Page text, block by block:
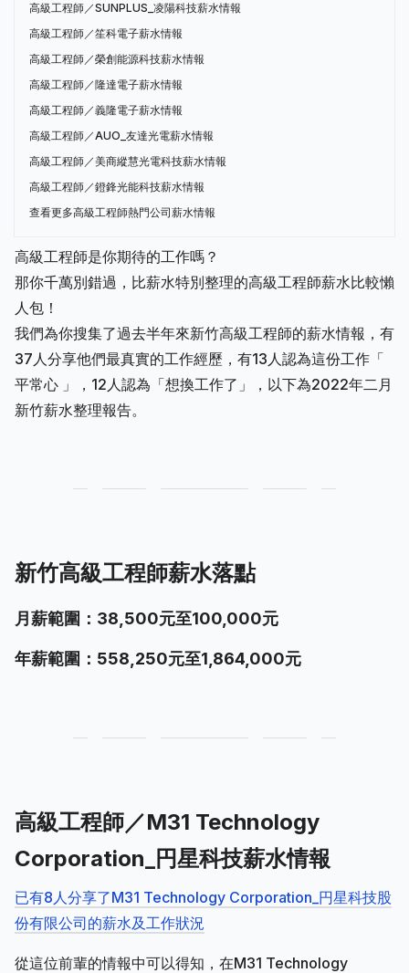
高級工程師／SUNPLUS_凌陽科技薪水情報
高級工程師／笙科電子薪水情報
高級工程師／榮創能源科技薪水情報
高級工程師／隆達電子薪水情報
高級工程師／義隆電子薪水情報
高級工程師／AUO_友達光電薪水情報
高級工程師／美商縱慧光電科技薪水情報
高級工程師／鐙鋒光能科技薪水情報
查看更多高級工程師熱門公司薪水情報
高級工程師是你期待的工作嗎？
那你千萬別錯過，比薪水特別整理的高級工程師薪水比較懶
人包！
我們為你搜集了過去半年來新竹高級工程師的薪水情報，有
37人分享他們最真實的工作經歷，有13人認為這份工作「
平常心 」，12人認為「想換工作了」，以下為2022年二月
新竹薪水整理報告。
新竹高級工程師薪水落點
月薪範圍：38,500元至100,000元
年薪範圍：558,250元至1,864,000元
高級工程師／M31 Technology
Corporation_円星科技薪水情報
已有8人分享了M31 Technology Corporation_円星科技股
份有限公司的薪水及工作狀況
從這位前輩的情報中可以得知，在M31 Technology